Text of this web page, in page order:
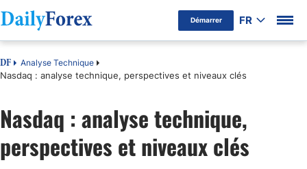
Démarrer FR
DF Analyse Technique
Nasdaq : analyse technique, perspectives et niveaux clés
Nasdaq : analyse technique,
perspectives et niveaux clés